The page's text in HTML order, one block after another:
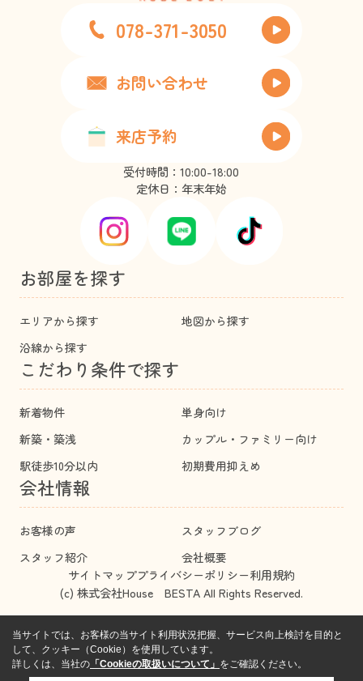
078-371-3050
お問い合わせ
来店予約
受付時間：10:00-18:00
定休日：年末年始
お部屋を探す
エリアから探す
地図から探す
沿線から探す
こだわり条件で探す
新着物件
単身向け
新築・築浅
カップル・ファミリー向け
駅徒歩10分以内
初期費用抑えめ
会社情報
お客様の声
スタッフブログ
スタッフ紹介
会社概要
サイトマッププライバシーポリシー利用規約
(c) 株式会社House BESTA All Rights Reserved.
当サイトでは、お客様の当サイト利用状況把握、サービス向上検討を目的と
して、クッキー（Cookie）を使用しています。
詳しくは、当社の 「Cookieの取扱いについて」 をご確認ください。